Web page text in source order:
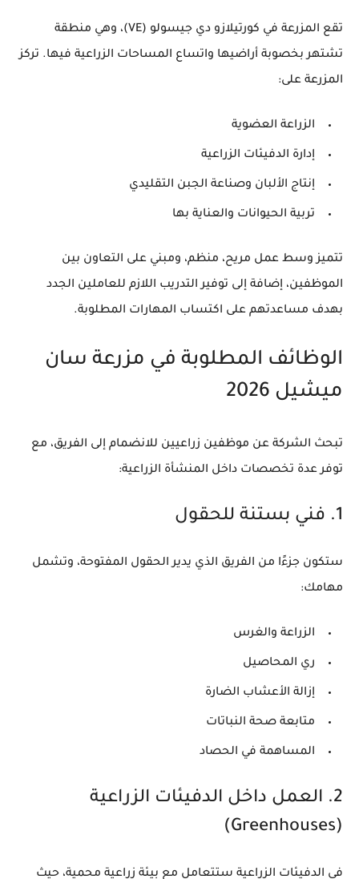
تقع المزرعة في كورتيلازو دي جيسولو (VE)
، وهي منطقة
تشتهر بخصوبة أراضيها واتساع المساحات الزراعية فيها. تركز
المزرعة على:
الزراعة العضوية
إدارة الدفيئات الزراعية
إنتاج الألبان وصناعة الجبن التقليدي
تربية الحيوانات والعناية بها
تتميز وسط عمل مريح، منظم، ومبني على التعاون بين
الموظفين، إضافة إلى توفير التدريب اللازم للعاملين الجدد
بهدف مساعدتهم على اكتساب المهارات المطلوبة.
الوظائف المطلوبة في مزرعة سان
ميشيل 2026
تبحث الشركة عن موظفين زراعيين للانضمام إلى الفريق، مع
توفر عدة تخصصات داخل المنشأة الزراعية:
1. فني بستنة للحقول
ستكون جزءًا من الفريق الذي يدير الحقول المفتوحة، وتشمل
مهامك:
الزراعة والغرس
ري المحاصيل
إزالة الأعشاب الضارة
متابعة صحة النباتات
المساهمة في الحصاد
2. العمل داخل الدفيئات الزراعية
(Greenhouses)
في الدفيئات الزراعية ستتعامل مع بيئة زراعية محمية، حيث